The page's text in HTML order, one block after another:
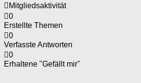
Mitgliedsaktivität
0
Erstellte Themen
0
Verfasste Antworten
0
Erhaltene "Gefällt mir"